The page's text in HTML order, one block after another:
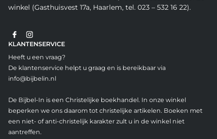
winkel (Gasthuisvest 17a, Haarlem, tel. 023 – 532 16 22).
KLANTENSERVICE
Heeft u een vraag?
De klantenservice helpt u graag en is bereikbaar via
info@bijbelin.nl
De Bijbel-In is een Christelijke boekhandel. In onze winkel
beperken we ons daarom tot christelijke artikelen. Boeken met
een niet- of anti-christelijk karakter zult u in de winkel niet
aantreffen.